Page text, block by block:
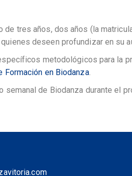
tres años, dos años (la
deseen profundizar en su
metodológicos para la
Formación en Biodanza.
de Biodanza durante el